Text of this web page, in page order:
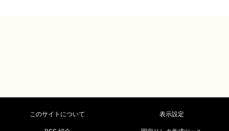
このサイトについて 表示設定